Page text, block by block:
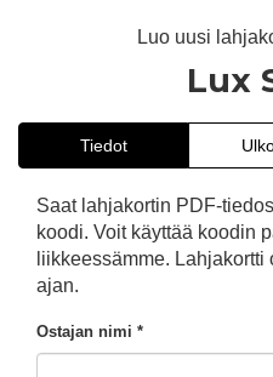
Luo uusi
Lux
Tiedot
Saat lahjakortin PDF-
koodi. Voit käyttää koodin
liikkeessämme.
ajan.
Ostajan nimi *